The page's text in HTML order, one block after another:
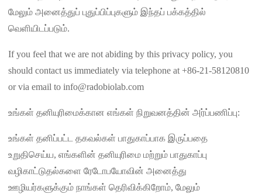
மேலும் அனைத்துப் புதுப்பிப்புகளும் இந்தப் பக்கத்தில்
வெளியிடப்படும்.
If you feel that we are not abiding by this privacy policy, you
should contact us immediately via telephone at +86-21-58120810
or via email to info@radobiolab.com
உங்கள் தனியுரிமைக்கான எங்கள் நிறுவனத்தின் அர்ப்பணிப்பு:
உங்கள் தனிப்பட்ட தகவல்கள் பாதுகாப்பாக இருப்பதை
உறுதிசெய்ய, எங்களின் தனியுரிமை மற்றும் பாதுகாப்பு
வழிகாட்டுதல்களை ரேடோபயோவின் அனைத்து
ஊழியர்களுக்கும் நாங்கள் தெரிவிக்கிறோம், மேலும்